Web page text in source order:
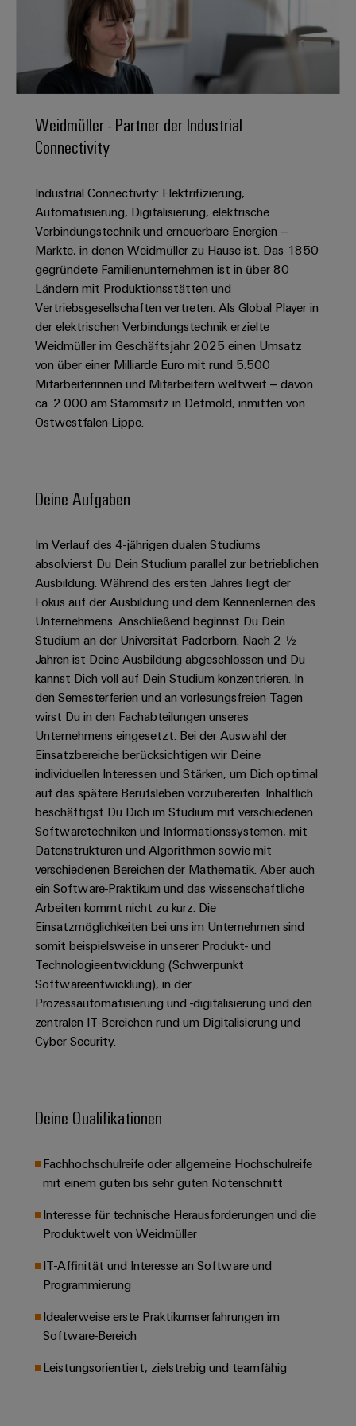
erlebbar
werden.
Datencenter
Lösungen
und
für
Rechenzentren
–
skalierbar
Energiespeicher
Lösungen
und
Produkte
für
Energiespeichersysteme
(ESS)
Energieübertragung
und
-
verteilung
Stabilität
moderne
Energienetze
Gebäudeinfrastruktur
für
die
spezifischen
Anforderungen
in
der
Gebäudeinfrastruktur
Gerätehersteller
Innovative
Verbindungslösungen
für
Geräte
Konventionelle
Energieerzeugung
Zukunftssicherheit
für
bewährte
Energieerzeugung
Maschinenbau
für
verschiedene
Segmente
der
Maschinen
und
Fabrikautomation
Sicherer
Betrieb
vernetzten
für
Prozessindustrie
Mehr
Ressourceneffizienz
Sonnenenergie
Schaltschrankbau
Lösungen
für
Anschlusstechnologie
DC-
Microgrids
OS
Edge
Industrial
5G
Single
Pair
Ethernet
Schaltschrank-
und
Feldebene
Feldverdrahtung
Cabinet
Building
Smart
Metering
Weidmüller
Configurator
Workplace
Solutions
Systeme
und
Lösungen
Dezentrale
Automatisierung
Energiemanagement-
Lösungen
IIoT
&
Automation
Software
Industrial
Analytics
Industrial
Industrial
Security
Industrial
Platform
easyConnect
EZA-
Regler
Leiterplattenklemmen
Gehäusesysteme
und
Kabeleinführungssysteme
komponenten
Anschlussleitungen,
Patchkabel
und
Kabel
SPS
Systemverkabelung
&
Migrationslösungen
Serviceschnittstellen
Koppelrelais
&
Halbleiterrelais
Trennverstärker
und
Messumformer
Stromversorgungen
Elektronikgehäuse
Blitz-
und
Überspannungsschutz
PV
Generatoranschlusskasten
Feldbusverteiler
Automatisierung
&
Software
Steuerungen
Industrial
Touch-
Engineering-
Visualisierungstools
und
Smart
Metering
Fast
Delivery
Service
Beratung
und
Planung
easyConnect
-
Ihre
Industrial
Service
Platform
Connectivity
Consulting
Digitales
Configurator
Connector
Services
Akkreditiertes
Labor
Support
Technischer
Support
Umweltbezogene
Produktkonformität
Engineering
Daten
Technische
Produktkataloge
Reparatur
und
Ersatzteile
Trainings
und
Webinare
Bestellmöglichkeiten
OCI-
EDI-
SERVICES
uns
Promotionfahrzeug
Distribution
Info
unsere
Partner
Vertrieb
Großhandelssuche
News
Messen
Newsletter
Anmeldung
Preisliste
Kataloganforderung
Unternehmen
Weidmüller
Zahlen
und
Fakten
Unser
Vorstand
Weidmüller
Academy
People
&
Culture
Compliance
Weidmüller
Welt
Orange
Kundenmagazin
Management
Informationen
und
Zertifikate
Presse
Unternehmensmeldungen
Fachpressemeldungen
Pressekontakt
Unsere
Partner
IIoT
and
Automation
Partner
Netzwerk
IIoT
and
Automation
finden
Partner
-
Systemintegratoren
Messen
&
Events
Globale
Messen
Karriere
Stellen
für
Berufserfahrene
Für
Studierende
Praktika
Abschlussarbeiten
Neuanfang
für
Studienabbrecher
Offene
Stellen
für
Studierende
Schülerinnen
Schüler
Ausbildung
Duales
Studium
Schülerpraktika
Erfolgreiche
Karrierewege
Offene
Ausbildungs-
und
Studienplätze
Veranstaltungen
Aktuelle
Termine
Workshops
für
Schulklassen
Stellenbörse
Chancen in der
in unseren
Weidmüller - Partner der Industrial
Connectivity
Industrial Connectivity: Elektrifizierung,
Automatisierung, Digitalisierung, elektrische
Verbindungstechnik und erneuerbare Energien –
Märkte, in denen Weidmüller zu Hause ist. Das 1850
gegründete Familienunternehmen ist in über 80
Ländern mit Produktionsstätten und
Vertriebsgesellschaften vertreten. Als Global Player in
der elektrischen Verbindungstechnik erzielte
Weidmüller im Geschäftsjahr 2025 einen Umsatz
von über einer Milliarde Euro mit rund 5.500
Mitarbeiterinnen und Mitarbeitern weltweit – davon
ca. 2.000 am Stammsitz in Detmold, inmitten von
Ostwestfalen-Lippe.
Deine Aufgaben
Im Verlauf des 4-jährigen dualen Studiums
absolvierst Du Dein Studium parallel zur betrieblichen
Ausbildung. Während des ersten Jahres liegt der
Fokus auf der Ausbildung und dem Kennenlernen des
Unternehmens. Anschließend beginnst Du Dein
Studium an der Universität Paderborn. Nach 2 ½
Jahren ist Deine Ausbildung abgeschlossen und Du
kannst Dich voll auf Dein Studium konzentrieren. In
den Semesterferien und an vorlesungsfreien Tagen
wirst Du in den Fachabteilungen unseres
Unternehmens eingesetzt. Bei der Auswahl der
Einsatzbereiche berücksichtigen wir Deine
individuellen Interessen und Stärken, um Dich optimal
auf das spätere Berufsleben vorzubereiten. Inhaltlich
beschäftigst Du Dich im Studium mit verschiedenen
Softwaretechniken und Informationssystemen, mit
Datenstrukturen und Algorithmen sowie mit
verschiedenen Bereichen der Mathematik. Aber auch
ein Software-Praktikum und das wissenschaftliche
Arbeiten kommt nicht zu kurz. Die
Einsatzmöglichkeiten bei uns im Unternehmen sind
somit beispielsweise in unserer Produkt- und
Technologieentwicklung (Schwerpunkt
Softwareentwicklung), in der
Prozessautomatisierung und -digitalisierung und den
zentralen IT-Bereichen rund um Digitalisierung und
Cyber Security. ​
Deine Qualifikationen
Fachhochschulreife oder allgemeine Hochschulreife
mit einem guten bis sehr guten Notenschnitt
Interesse für technische Herausforderungen und die
Produktwelt von Weidmüller​
IT-Affinität​ und Interesse an Software und
Programmierung
Idealerweise erste Praktikumserfahrungen​ im
Software-Bereich
Leistungsorientiert, zielstrebig und teamfähig